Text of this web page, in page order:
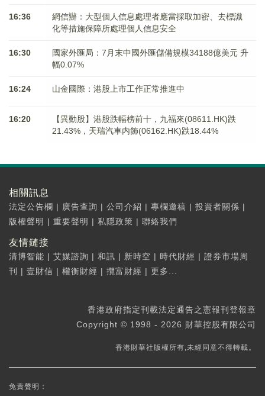
16:36
網信辦：大型個人信息處理者應當採取加密、去標識
化等措施保障所處理個人信息安全
16:30
國家外匯局：7月末中國外匯儲備規模34188億美元 升
幅0.07%
16:24 山金國際：港股上市工作正常推進中
16:20
【異動股】港股跌幅榜前十，九福來(08611.HK)跌
21.43%，天瑞汽車内飾(06162.HK)跌18.44%
相關訊息
法定公告欄 | 廣告查詢 | 公司介紹 | 專欄邀稿 | 投資者關係 |
版權聲明 | 重要聲明 | 私隱政策 | 聯絡我們
友情鏈接
清博智能 | 艾媒諮詢 | 和訊 | 新時空 | 時代財經 | 證券市場周
刊
| 壹財信 | 權衡財經 | 攬富財經 | 更多...
香港政府指定刊載法定通告之憲報刊登報章
Copyright © 1998 - 2026 財華控股有限公司
香港財華社版權所有,未經同意不得轉載。
免責聲明：